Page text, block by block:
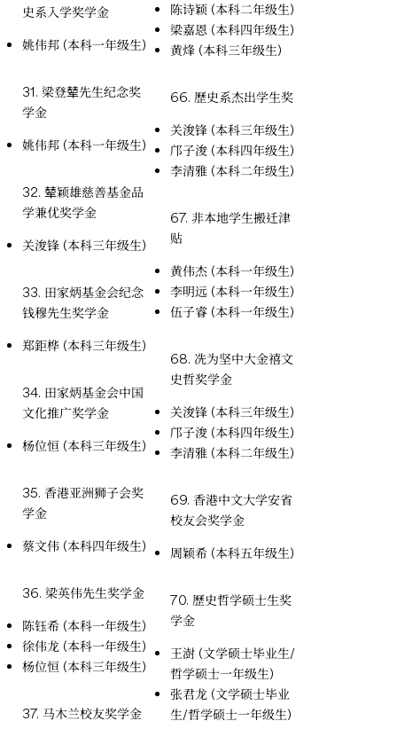
史系入学奖学金
姚伟邦 (本科一年级生)
31. 梁登辇先生纪念奖
学金
姚伟邦 (本科一年级生)
32. 辇颖雄慈善基金品
学兼优奖学金
关浚锋 (本科三年级生)
33. 田家炳基金会纪念
钱穆先生奖学金
郑鉅桦 (本科三年级生)
34. 田家炳基金会中国
文化推广奖学金
杨位恒 (本科三年级生)
35. 香港亚洲狮子会奖
学金
蔡文伟 (本科四年级生)
36. 梁英伟先生奖学金
陈钰希 (本科一年级生)
徐伟龙 (本科一年级生)
杨位恒 (本科三年级生)
37. 马木兰校友奖学金
陈诗颖 (本科二年级生)
梁嘉恩 (本科四年级生)
黄烽 (本科三年级生)
66. 歷史系杰出学生奖
关浚锋 (本科三年级生)
邝子浚 (本科四年级生)
李清雅 (本科二年级生)
67. 非本地学生搬迁津
贴
黄伟杰 (本科一年级生)
李明远 (本科一年级生)
伍子睿 (本科一年级生)
68. 冼为坚中大金禧文
史哲奖学金
关浚锋 (本科三年级生)
邝子浚 (本科四年级生)
李清雅 (本科二年级生)
69. 香港中文大学安省
校友会奖学金
周颖希 (本科五年级生)
70. 歷史哲学硕士生奖
学金
王澍 (文学硕士毕业生/
哲学硕士一年级生)
张君龙 (文学硕士毕业
生/哲学硕士一年级生)